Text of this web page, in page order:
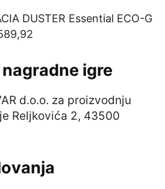
DUSTER Essential ECO-G
igre
d.o.o. za proizvodnju
Reljkovića 2, 43500